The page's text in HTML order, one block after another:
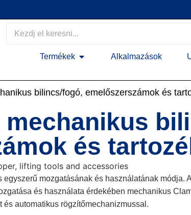
Termékek Alkalmazások
bilincs/fogó, emelőszerszámok és
mechanikus
és
mozgatásának és használatának módja.
és használata érdekében mechanikus
és automatikus rögzítőmechanizmussal.